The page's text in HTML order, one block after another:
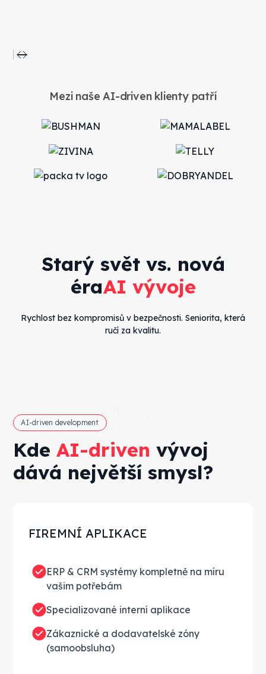
Slide 1 of 2.
Mezi naše AI-driven klienty patří
Starý svět vs. nová
éraAI vývoje
Rychlost bez kompromisů v bezpečnosti. Seniorita, která
ručí za kvalitu.
AI-driven development
KdeAI-driven vývoj
dává největší smysl?
FIREMNÍ APLIKACE
ERP & CRM systémy kompletně na míru
vašim potřebám
Specializované interní aplikace
Zákaznické a dodavatelské zóny
(samoobsluha)